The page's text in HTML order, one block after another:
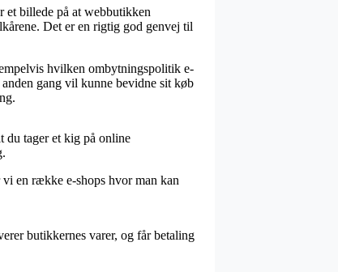
et billede på at webbutikken
Det er en rigtig god genvej til
hvilken ombytningspolitik e-
gang vil kunne bevidne sit køb
du tager et kig på online
en række e-shops hvor man kan
butikkernes varer, og får betaling